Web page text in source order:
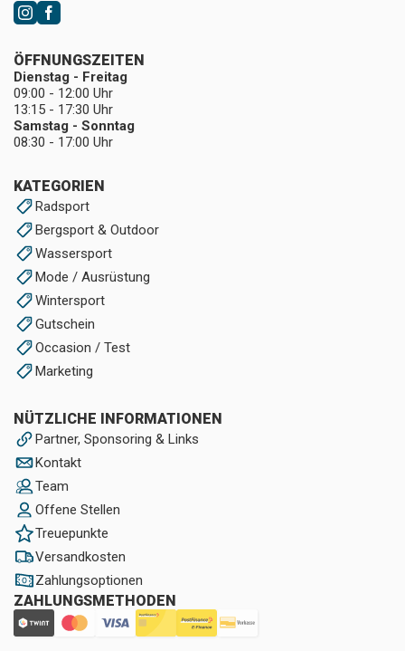
KATEGORIEN
Radsport
Bergsport & Outdoor
Wassersport
Mode / Ausrüstung
Wintersport
Gutschein
Occasion / Test
Marketing
NÜTZLICHE INFORMATIONEN
Partner, Sponsoring & Links
Kontakt
Team
Offene Stellen
Treuepunkte
Versandkosten
Zahlungsoptionen
ZAHLUNGSMETHODEN
ÖFFNUNGSZEITEN
Dienstag - Freitag
09:00 - 12:00 Uhr
13:15 - 17:30 Uhr
Samstag - Sonntag
08:30 - 17:00 Uhr